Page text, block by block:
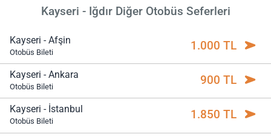
Kayseri - Iğdır Diğer Otobüs Seferleri
Kayseri - Afşin
Otobüs Bileti 1.000 TL
Kayseri - Ankara
Otobüs Bileti 900 TL
Kayseri - İstanbul
Otobüs Bileti 1.850 TL